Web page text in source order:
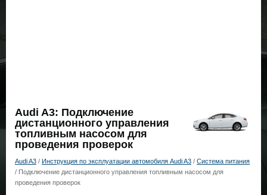
Audi A3: Подключение
дистанционного управления
топливным насосом для
проведения проверок
Audi A3 / Инструкция по эксплуатации автомобиля Audi A3 / Система питания
/ Подключение дистанционного управления топливным насосом для
проведения проверок